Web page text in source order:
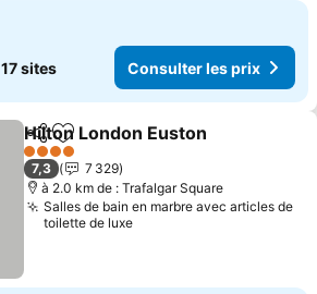
17 sites Consulter les prix
PartagerAjouter à mes favoris
Hilton London Euston
4 Étoiles
7,3
7 329
à 2.0 km de : Trafalgar Square
Salles de bain en marbre avec articles de
toilette de luxe